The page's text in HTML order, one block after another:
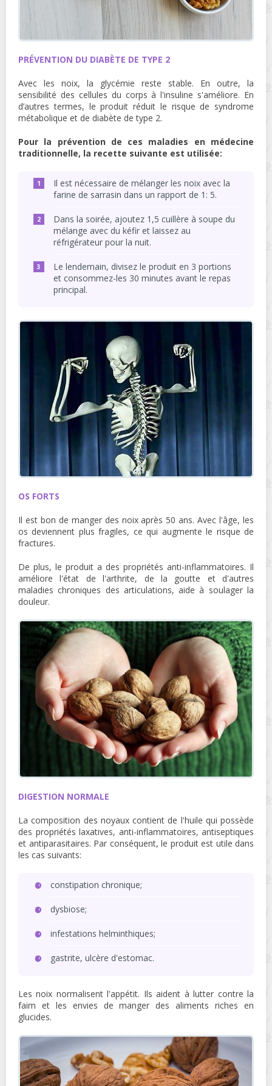
PRÉVENTION DU DIABÈTE DE TYPE 2
Avec les noix, la glycémie reste stable. En outre, la
sensibilité des cellules du corps à l'insuline s'améliore. En
d’autres termes, le produit réduit le risque de syndrome
métabolique et de diabète de type 2.
Pour la prévention de ces maladies en médecine
traditionnelle, la recette suivante est utilisée:
Il est nécessaire de mélanger les noix avec la
farine de sarrasin dans un rapport de 1: 5.
Dans la soirée, ajoutez 1,5 cuillère à soupe du
mélange avec du kéfir et laissez au
réfrigérateur pour la nuit.
Le lendemain, divisez le produit en 3 portions
et consommez-les 30 minutes avant le repas
principal.
OS FORTS
Il est bon de manger des noix après 50 ans. Avec l'âge, les
os deviennent plus fragiles, ce qui augmente le risque de
fractures.
De plus, le produit a des propriétés anti-inflammatoires. Il
améliore l'état de l'arthrite, de la goutte et d'autres
maladies chroniques des articulations, aide à soulager la
douleur.
DIGESTION NORMALE
La composition des noyaux contient de l'huile qui possède
des propriétés laxatives, anti-inflammatoires, antiseptiques
et antiparasitaires. Par conséquent, le produit est utile dans
les cas suivants:
constipation chronique;
dysbiose;
infestations helminthiques;
gastrite, ulcère d'estomac.
Les noix normalisent l'appétit. Ils aident à lutter contre la
faim et les envies de manger des aliments riches en
glucides.